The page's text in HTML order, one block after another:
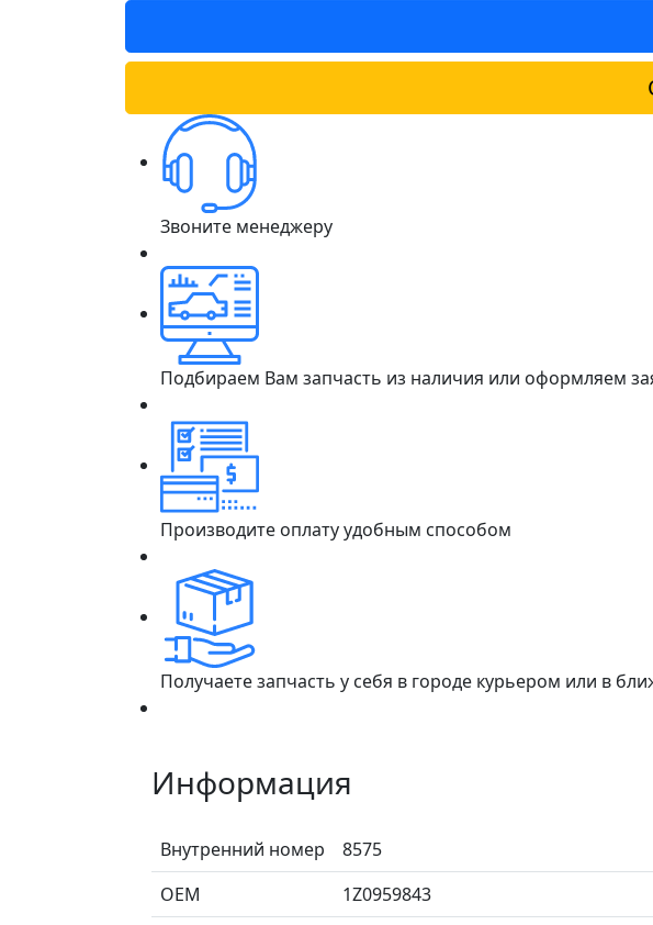
Звоните менеджеру
Подбираем Вам запчасть из наличия или оформляем
Производите оплату удобным способом
Получаете запчасть у себя в городе курьером или в
Информация
Внутренний номер
8575
ОЕМ
1Z0959843